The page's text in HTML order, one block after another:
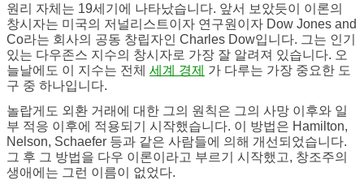
원리 자체는 19세기에 나타났습니다. 앞서 보았듯이 이론의
창시자는 미국의 저널리스트이자 연구원이자 Dow Jones and
Co라는 회사의 공동 창립자인 Charles Dow입니다. 그는 인기
있는 다우존스 지수의 창시자로 가장 잘 알려져 있습니다. 오
늘날에도 이 지수는 전체 세계 경제 가 다루는 가장 중요한 도
구 중 하나입니다.
놀랍게도 외환 거래에 대한 그의 원칙은 그의 사망 이후와 일
부 적응 이후에 적용되기 시작했습니다. 이 방법은 Hamilton,
Nelson, Schaefer 등과 같은 사람들에 의해 개선되었습니다.
그 후 그 방법을 다우 이론이라고 부르기 시작했고, 창조주의
생애에는 그런 이름이 없었다.